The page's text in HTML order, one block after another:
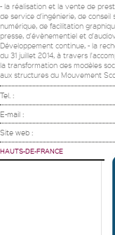
- la réalisation et la vente de
de service d'ingénierie, de
numérique, de facilitation
presse, d'évènementiel et
Développement continue, - la
du 31 juillet 2014, à travers
la transformation des modèles
aux structures du Mouvement
Tel. :
E-mail :
Site web :
HAUTS-DE-FRANCE